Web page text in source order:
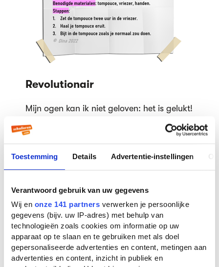
Toestemming Details Advertentie-instellingen
Verantwoord gebruik van uw gegevens
Wij en onze 141 partners verwerken je persoonlijke
gegevens (bijv. uw IP-adres) met behulp van
technologieën zoals cookies om informatie op uw
apparaat op te slaan en te gebruiken met als doel
gepersonaliseerde advertenties en content, metingen aan
advertenties en content, inzicht in publiek en
Revolutionair
Mijn ogen kan ik niet geloven: het is gelukt!
Ik wil helemaal geen hoge verwachtingen
hebben, maar als ik hiermee een Nobelprijs
dan zou ik dat zeker niet gek vinden. Je
tijd in de vriezer laten, dan wordt de vulling
steviger en vormt die geen obstakel bij het
eten.
Geen zorgen, je tompouce zal niet
helemaal bevriezen. Hij wordt alleen een
klein beetje kouder dan normaal, maar de